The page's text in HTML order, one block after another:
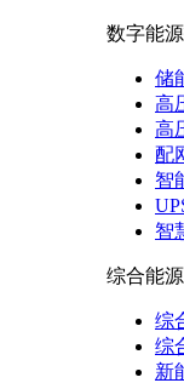
数字能
储
高
高
配
智
智
综合能
综
综
新